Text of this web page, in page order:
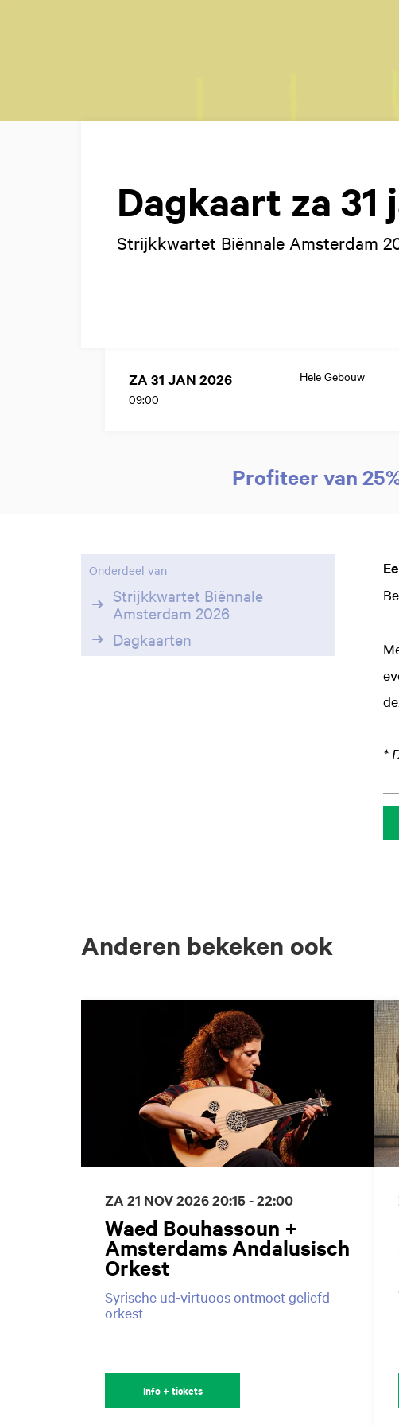
Dagkaart za 31
Strijkkwartet Biënnale Amsterdam
ZA 31 JAN 2026
09:00
Hele Gebouw
Profiteer van
*
Onderdeel van
Strijkkwartet Biënnale
Amsterdam 2026
Dagkaarten
Anderen bekeken ook
Waed Bouhassoun +
Amsterdams Andalusisch
Orkest
Syrische ud-virtuoos ontmoet geliefd
orkest
ZA 21 NOV 202620:15 - 22:00
Info + tickets